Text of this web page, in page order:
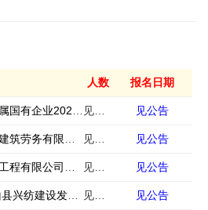
人数 报名日期
成都市青白江区区属国有企业2026年春季第一批次公开招聘工作人员的公告 见公告 见公告
巴中市通江县千军建筑劳务有限公司公开招聘工作人员的公告 见公告 见公告
四川蓉建通达建设工程有限公司公开招聘工作人员的公告 见公告 见公告
2026年宜宾市屏山县兴纺建设发展有限公司及其下属子公司第二次公开招聘4名工作员的公告 见公告 见公告